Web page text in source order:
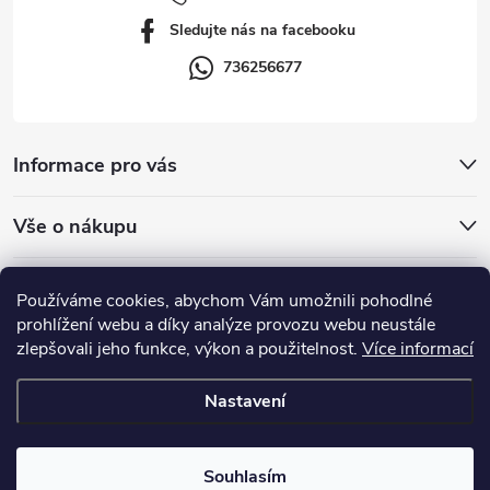
Používáme cookies, abychom Vám umožnili pohodlné
prohlížení webu a díky analýze provozu webu neustále
zlepšovali jeho funkce, výkon a použitelnost. Více informací
Nastavení
Souhlasím
Informace pro vás
Vše o nákupu
Přijímáme online platby
Sledujte nás na facebooku
736256677
nastavení cookies